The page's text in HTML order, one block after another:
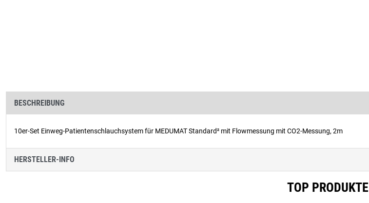
BESCHREIBUNG
10er-Set Einweg-Patientenschlauchsystem für MEDUMAT Standard² mit Flowmessung mit CO2-Messung, 2m
HERSTELLER-INFO
TOP PRODUKTE